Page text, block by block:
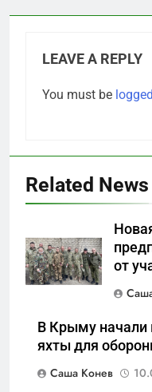
LEAVE A REPLY
You must be
Related News
от
В Крыму начали
яхты для
Саша Конев